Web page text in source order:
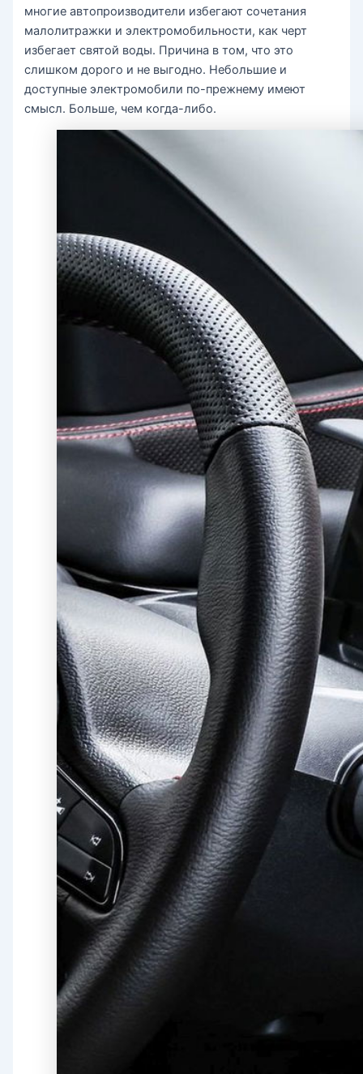
многие автопроизводители избегают сочетания
малолитражки и электромобильности, как черт
избегает святой воды. Причина в том, что это
слишком дорого и не выгодно. Небольшие и
доступные электромобили по-прежнему имеют
смысл. Больше, чем когда-либо.